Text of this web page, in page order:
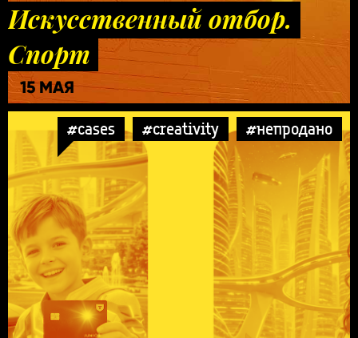
Искусственный отбор.
Спорт
15 МАЯ
#cases #creativity #непродано